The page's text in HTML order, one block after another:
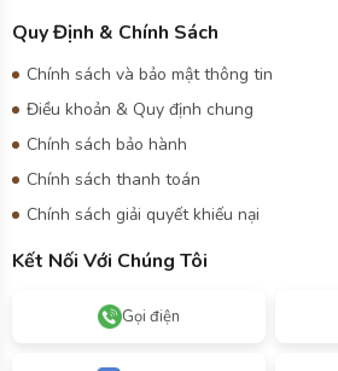
Quy Định & Chính Sách
Chính sách và bảo mật thông tin
Điều khoản & Quy định chung
Chính sách bảo hành
Chính sách thanh toán
Chính sách giải quyết khiếu nại
Kết Nối Với Chúng Tôi
Gọi điện